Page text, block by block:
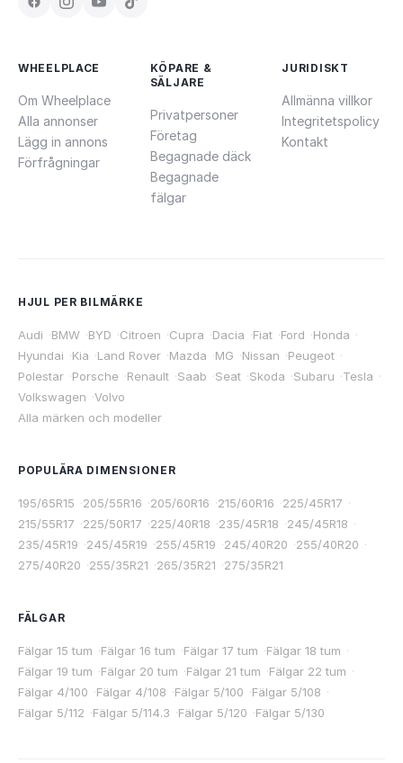
WHEELPLACE
Om Wheelplace
Alla annonser
Lägg in annons
Förfrågningar
KÖPARE &
SÄLJARE
Privatpersoner
Företag
Begagnade däck
Begagnade
fälgar
JURIDISKT
Allmänna villkor
Integritetspolicy
Kontakt
HJUL PER BILMÄRKE
Audi ·BMW ·BYD ·Citroen ·Cupra ·Dacia ·Fiat ·Ford ·Honda ·
Hyundai ·Kia ·Land Rover ·Mazda ·MG ·Nissan ·Peugeot ·
Polestar ·Porsche ·Renault ·Saab ·Seat ·Skoda ·Subaru ·Tesla ·
Volkswagen ·Volvo
Alla märken och modeller
POPULÄRA DIMENSIONER
195/65R15 ·205/55R16 ·205/60R16 ·215/60R16 ·225/45R17 ·
215/55R17 ·225/50R17 ·225/40R18 ·235/45R18 ·245/45R18 ·
235/45R19 ·245/45R19 ·255/45R19 ·245/40R20 ·255/40R20 ·
275/40R20 ·255/35R21 ·265/35R21 ·275/35R21
FÄLGAR
Fälgar 15 tum ·Fälgar 16 tum ·Fälgar 17 tum ·Fälgar 18 tum ·
Fälgar 19 tum ·Fälgar 20 tum ·Fälgar 21 tum ·Fälgar 22 tum ·
Fälgar 4/100 ·Fälgar 4/108 ·Fälgar 5/100 ·Fälgar 5/108 ·
Fälgar 5/112 ·Fälgar 5/114.3 ·Fälgar 5/120 ·Fälgar 5/130